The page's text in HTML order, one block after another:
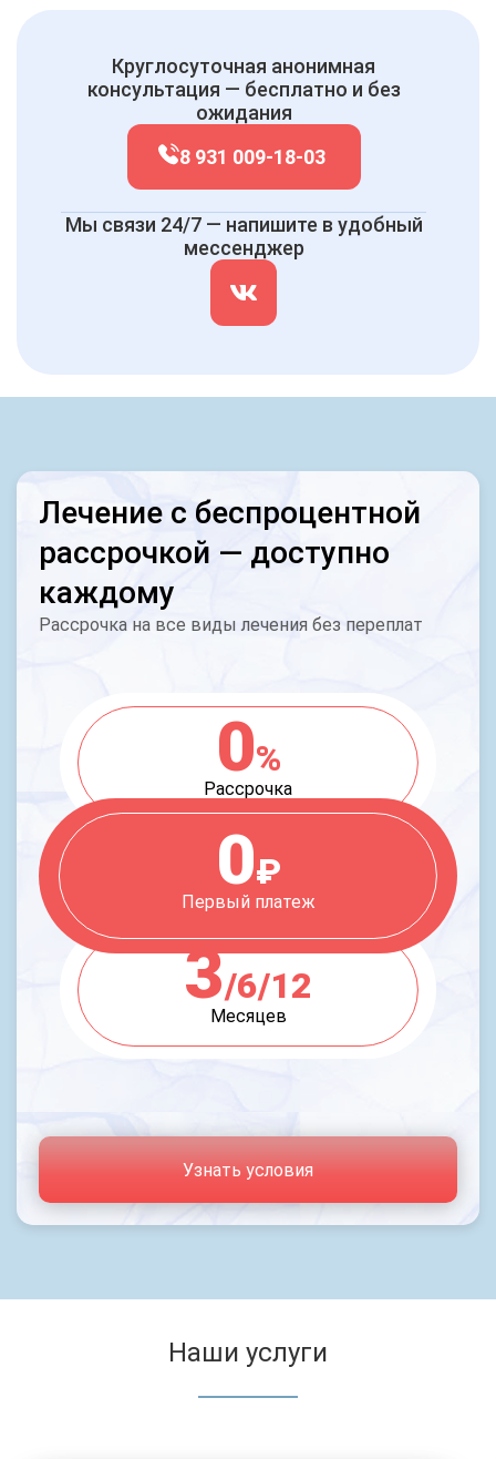
Круглосуточная анонимная
консультация — бесплатно и без
ожидания
8 931 009-18-03
Мы связи 24/7 — напишите в удобный
мессенджер
Лечение с беспроцентной
рассрочкой — доступно
каждому
Рассрочка на все виды лечения без переплат
0%
Рассрочка
0₽
Первый платеж
3/6/12
Месяцев
Узнать условия
Наши услуги